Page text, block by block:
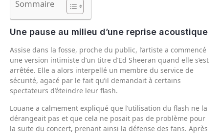
Sommaire
Une pause au milieu d’une reprise acoustique
Assise dans la fosse, proche du public, l’artiste a commencé
une version intimiste d’un titre d’Ed Sheeran quand elle s’est
arrêtée. Elle a alors interpellé un membre du service de
sécurité, agacé par le fait qu’il demandait à certains
spectateurs d’éteindre leur flash.
Louane a calmement expliqué que l’utilisation du flash ne la
dérangeait pas et que cela ne posait pas de problème pour
la suite du concert, prenant ainsi la défense des fans. Après